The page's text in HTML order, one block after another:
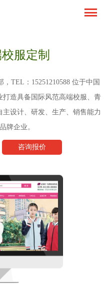
服定制
TEL：15251210588 位于中国
造具备国际风范高端校服、青
设计、研发、生产、销售能力
牌企业。
咨询报价